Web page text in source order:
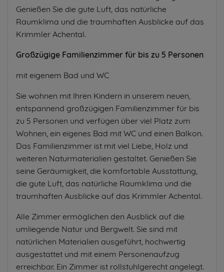
Genießen Sie die gute Luft, das natürliche
Raumklima und die traumhaften Ausblicke auf das
Krimmler Achental.
Großzügige Familienzimmer für bis zu 5 Personen
mit eigenem Bad und WC
Sie wohnen mit Ihren Kindern in unserem neuen,
entspannend großzügigen Familienzimmer für bis
zu 5 Personen und verfügen über viel Platz zum
Wohnen, ein eigenes Bad mit WC und einen Balkon.
Das Familienzimmer ist mit viel Liebe, Holz und
weiteren Naturmaterialien gestaltet. Genießen Sie
seine Geräumigkeit, die komfortable Ausstattung,
die gute Luft, das natürliche Raumklima und die
traumhaften Ausblicke auf das Krimmler Achental.
Alle Zimmer ermöglichen den Ausblick auf die
umliegende Natur und Bergwelt. Sie sind mit
natürlichen Materialien ausgeführt, hochwertig
ausgestattet und mit einem Personenaufzug
erreichbar. Ein Zimmer ist rollstuhlgerecht angelegt.